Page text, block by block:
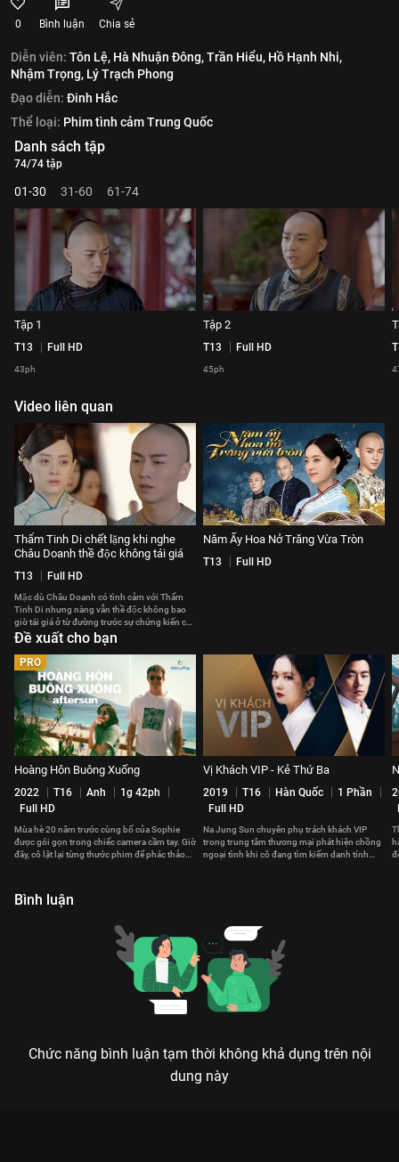
0 Bình luận Chia sẻ
Diễn viên: Tôn Lệ, Hà Nhuận Đông,Trần Hiểu, Hồ Hạnh Nhi,
Nhậm Trọng, Lý Trạch Phong
Đạo diễn: Đinh Hắc
Thể loại: Phim tình cảm Trung Quốc
Danh sách tập
74/74 tập
01-30 31-60 61-74
Tập 1
T13 Full HD
43ph
Tập 2
T13 Full HD
45ph
Video liên quan
Thẩm Tinh Di chết lặng khi nghe
Châu Doanh thề độc không tái giá
T13 Full HD
Mặc dù Châu Doanh có tình cảm với Thẩm
Tinh Di nhưng nàng vẫn thề độc không bao
giờ tái giá ở từ đường trước sự chứng kiến của
mọi người.
Năm Ấy Hoa Nở Trăng Vừa Tròn
T13 Full HD
Đề xuất cho bạn
PRO
Hoàng Hôn Buông Xuống
2022 T16 Anh
1g 42ph
Full HD
Mùa hè 20 năm trước cùng bố của Sophie
được gói gọn trong chiếc camera cầm tay. Giờ
đây, cô lật lại từng thước phim để phác thảo
Vị Khách VIP - Kẻ Thứ Ba
2019 T16 Hàn Quốc
1 Phần
Full HD
Na Jung Sun chuyên phụ trách khách VIP
trong trung tâm thương mại phát hiện chồng
ngoại tình khi cô đang tìm kiếm danh tính
Bình luận
Chức năng bình luận tạm thời không khả dụng trên nội
dung này